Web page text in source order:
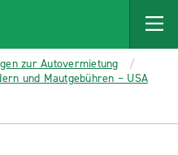
zur Autovermietung
und Mautgebühren – USA